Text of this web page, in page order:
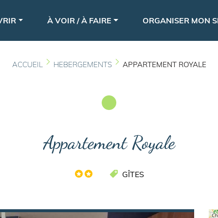
au
principal
À VOIR / À FAIRE ORGANISER MON
ACCUEIL HEBERGEMENTS APPARTEMENT ROYALE
Appartement Royale
GÎTES